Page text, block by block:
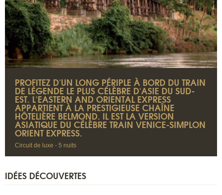
PROFITEZ D'UN LONG PÉRIPLE À BORD DU TRAIN
DE LÉGENDE LE PLUS CÉLÈBRE D'ASIE DU SUD-
EST. L'EASTERN AND ORIENTAL EXPRESS
APPARTIENT À LA PRESTIGIEUSE CHAÎNE
HÔTELIÈRE BELMOND. IL EST LA VERSION
ASIATIQUE DU CÉLÈBRE TRAIN VENICE-SIMPLON
ORIENT EXPRESS.
Circuit de luxe - 5 nuits
IDÉES DÉCOUVERTES